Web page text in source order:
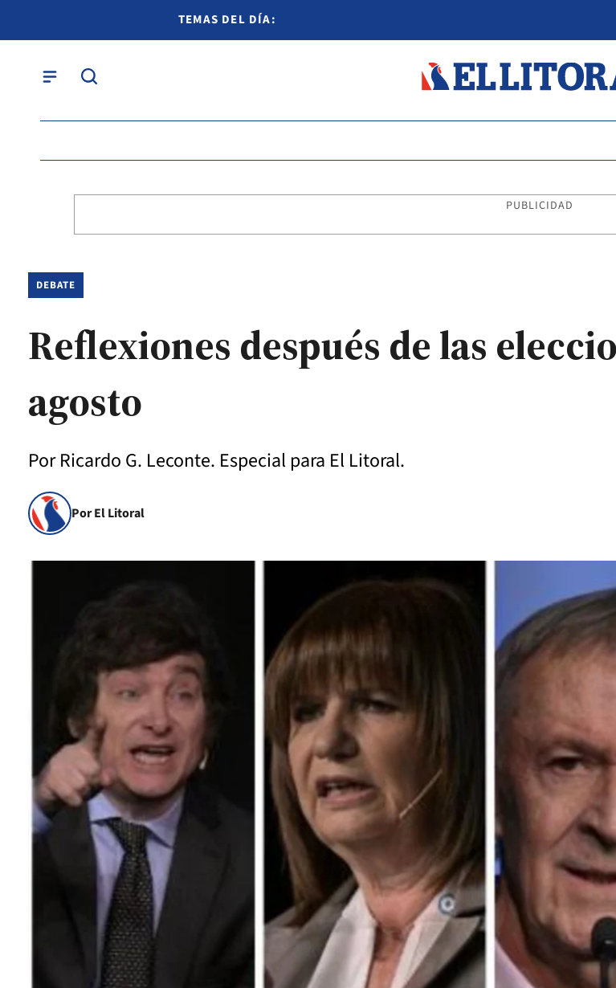
TEMAS DEL DÍA:
PUBLICIDAD
DEBATE
Reflexiones después de las
agosto
Por Ricardo G. Leconte. Especial para El Litoral.
Por El Litoral